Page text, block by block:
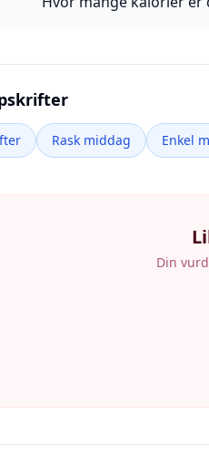
Rask middag Enkel
Din